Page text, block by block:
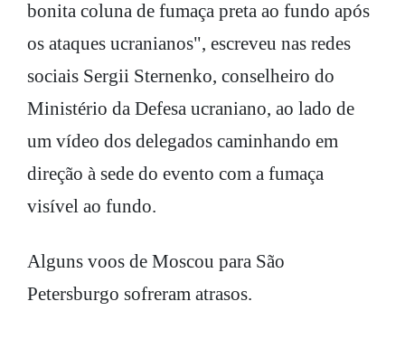
bonita coluna de fumaça preta ao fundo após
os ataques ucranianos", escreveu nas redes
sociais Sergii Sternenko, conselheiro do
Ministério da Defesa ucraniano, ao lado de
um vídeo dos delegados caminhando em
direção à sede do evento com a fumaça
visível ao fundo.
Alguns voos de Moscou para São
Petersburgo sofreram atrasos.